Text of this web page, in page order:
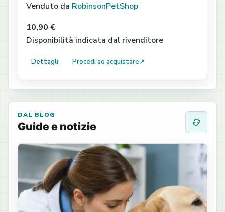
Venduto da RobinsonPetShop
10,90 €
Disponibilità indicata dal rivenditore
Dettagli Procedi ad acquistare↗
DAL BLOG
Guide e notizie